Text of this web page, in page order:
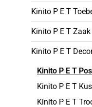
Kinito P E T
Kinito P E T Zaak
Kinito P E T
Kinito P E T
Kinito P E T
Kinito P E T